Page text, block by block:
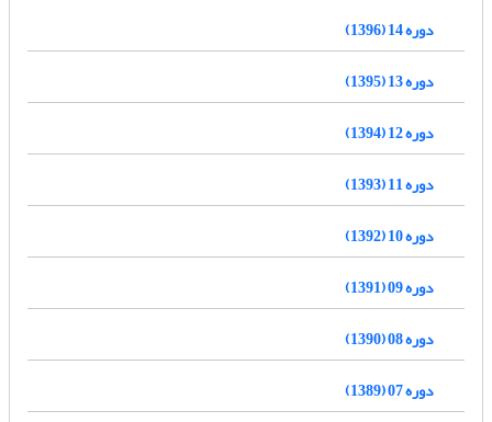
دوره 14 (1396)
دوره 13 (1395)
دوره 12 (1394)
دوره 11 (1393)
دوره 10 (1392)
دوره 09 (1391)
دوره 08 (1390)
دوره 07 (1389)